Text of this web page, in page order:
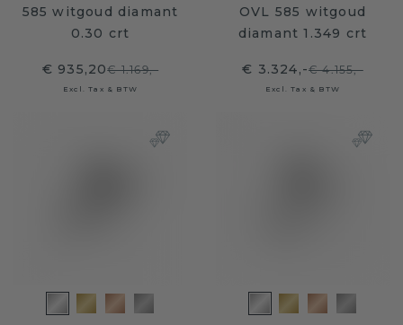
585 witgoud diamant
0.30 crt
€ 935,20€ 1.169,-
Excl. Tax & BTW
OVL 585 witgoud
diamant 1.349 crt
€ 3.324,-€ 4.155,-
Excl. Tax & BTW